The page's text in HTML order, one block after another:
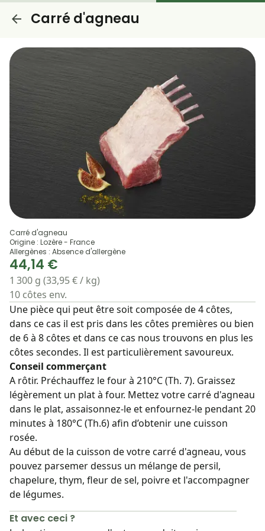
Carré d'agneau
Carré d'agneau
Origine : Lozère - France
Allergènes : Absence d'allergène
44,14 €
1 300 g (33,95 € / kg)
10 côtes env.
Une pièce qui peut être soit composée de 4 côtes,
dans ce cas il est pris dans les côtes premières ou bien
de 6 à 8 côtes et dans ce cas nous trouvons en plus les
côtes secondes. Il est particulièrement savoureux.
Conseil commerçant
A rôtir. Préchauffez le four à 210°C (Th. 7). Graissez
légèrement un plat à four. Mettez votre carré d'agneau
dans le plat, assaisonnez-le et enfournez-le pendant 20
minutes à 180°C (Th.6) afin d’obtenir une cuisson
rosée.
Au début de la cuisson de votre carré d'agneau, vous
pouvez parsemer dessus un mélange de persil,
chapelure, thym, fleur de sel, poivre et l'accompagner
de légumes.
Et avec ceci ?